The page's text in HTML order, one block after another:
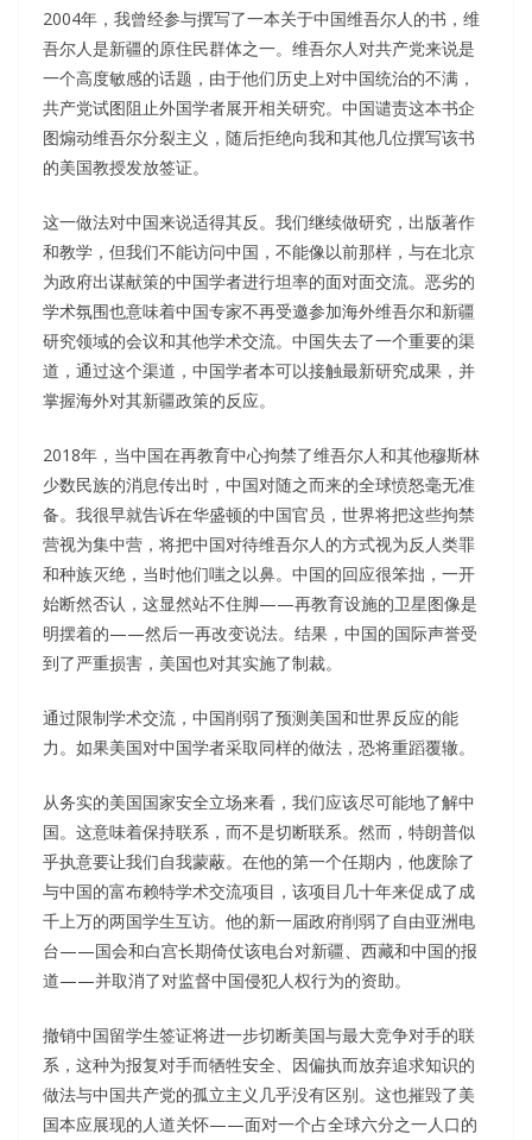
2004年，我曾经参与撰写了一本关于中国维吾尔人的书，维
吾尔人是新疆的原住民群体之一。维吾尔人对共产党来说是
一个高度敏感的话题，由于他们历史上对中国统治的不满，
共产党试图阻止外国学者展开相关研究。中国谴责这本书企
图煽动维吾尔分裂主义，随后拒绝向我和其他几位撰写该书
的美国教授发放签证。
这一做法对中国来说适得其反。我们继续做研究，出版著作
和教学，但我们不能访问中国，不能像以前那样，与在北京
为政府出谋献策的中国学者进行坦率的面对面交流。恶劣的
学术氛围也意味着中国专家不再受邀参加海外维吾尔和新疆
研究领域的会议和其他学术交流。中国失去了一个重要的渠
道，通过这个渠道，中国学者本可以接触最新研究成果，并
掌握海外对其新疆政策的反应。
2018年，当中国在再教育中心拘禁了维吾尔人和其他穆斯林
少数民族的消息传出时，中国对随之而来的全球愤怒毫无准
备。我很早就告诉在华盛顿的中国官员，世界将把这些拘禁
营视为集中营，将把中国对待维吾尔人的方式视为反人类罪
和种族灭绝，当时他们嗤之以鼻。中国的回应很笨拙，一开
始断然否认，这显然站不住脚——再教育设施的卫星图像是
明摆着的——然后一再改变说法。结果，中国的国际声誉受
到了严重损害，美国也对其实施了制裁。
通过限制学术交流，中国削弱了预测美国和世界反应的能
力。如果美国对中国学者采取同样的做法，恐将重蹈覆辙。
从务实的美国国家安全立场来看，我们应该尽可能地了解中
国。这意味着保持联系，而不是切断联系。然而，特朗普似
乎执意要让我们自我蒙蔽。在他的第一个任期内，他废除了
与中国的富布赖特学术交流项目，该项目几十年来促成了成
千上万的两国学生互访。他的新一届政府削弱了自由亚洲电
台——国会和白宫长期倚仗该电台对新疆、西藏和中国的报
道——并取消了对监督中国侵犯人权行为的资助。
撤销中国留学生签证将进一步切断美国与最大竞争对手的联
系，这种为报复对手而牺牲安全、因偏执而放弃追求知识的
做法与中国共产党的孤立主义几乎没有区别。这也摧毁了美
国本应展现的人道关怀——面对一个占全球六分之一人口的